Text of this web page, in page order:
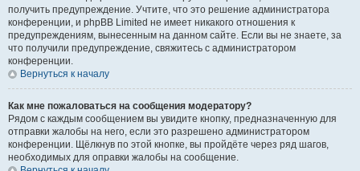
получить предупреждение. Учтите, что это решение администратора
конференции, и phpBB Limited не имеет никакого отношения к
предупреждениям, вынесенным на данном сайте. Если вы не знаете, за
что получили предупреждение, свяжитесь с администратором
конференции.
Вернуться к началу
Как мне пожаловаться на сообщения модератору?
Рядом с каждым сообщением вы увидите кнопку, предназначенную для
отправки жалобы на него, если это разрешено администратором
конференции. Щёлкнув по этой кнопке, вы пройдёте через ряд шагов,
необходимых для оправки жалобы на сообщение.